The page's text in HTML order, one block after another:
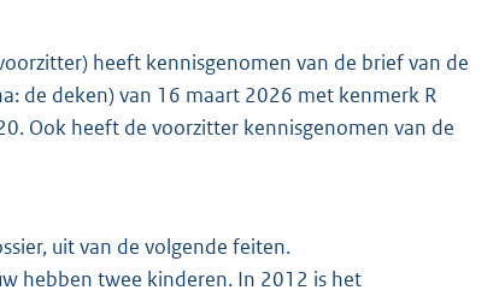
heeft kennisgenomen van de brief van de
de deken) van 16 maart 2026 met kenmerk R
Ook heeft de voorzitter kennisgenomen van de
uit van de volgende feiten.
hebben twee kinderen. In 2012 is het